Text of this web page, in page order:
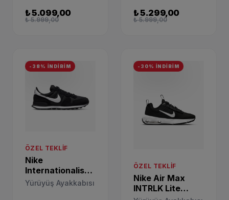
₺ 5.099,00
₺ 5.999,00
FJ7126-604
₺ 5.299,00
₺ 5.999,00
-38% İNDİRİM
ÖZEL TEKLIF
Nike
Internationalist
Siyah Spor
Yürüyüş Ayakkabısı
-30% İNDİRİM
ÖZEL TEKLIF
Nike Air Max
INTRLK Lite